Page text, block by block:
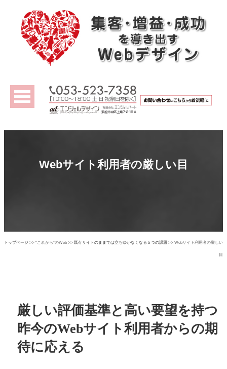
Webサイト利用者の厳しい目
トップページ >> “これから”のWeb >> 既存サイトのままでは立ちゆかなくなる５つの課題 >> Webサイト利用者の厳しい
目
厳しい評価基準と高い要望を持つ
昨今のWebサイト利用者からの期
待に応える